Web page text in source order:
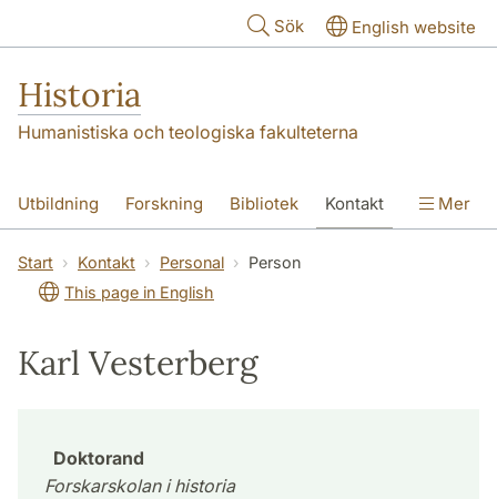
Sök English website
Historia
Humanistiska och teologiska fakulteterna
Utbildning Forskning Bibliotek Kontakt
Om oss
Mer
Start Kontakt Personal
Person
This page in English
Karl Vesterberg
Doktorand
Forskarskolan i historia